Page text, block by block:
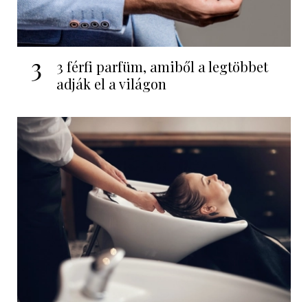
3
3 férfi parfüm, amiből a legtöbbet
adják el a világon